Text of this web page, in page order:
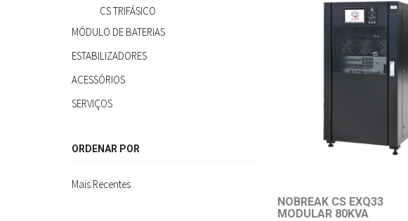
CS TRIFÁSICO
MÓDULO DE BATERIAS
ESTABILIZADORES
ACESSÓRIOS
SERVIÇOS
ORDENAR POR
Mais Recentes
NOBREAK CS EXQ33
MODULAR 80KVA